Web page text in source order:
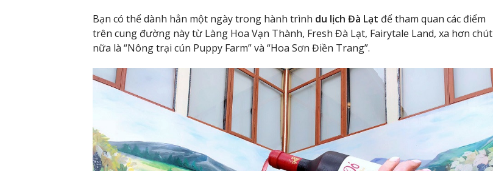
Bạn có thể dành hẳn một ngày trong hành trình du lịch Đà Lạt để tham quan các điểm
trên cung đường này từ Làng Hoa Vạn Thành, Fresh Đà Lạt, Fairytale Land, xa hơn chút
nữa là “Nông trại cún Puppy Farm” và “Hoa Sơn Điền Trang”.